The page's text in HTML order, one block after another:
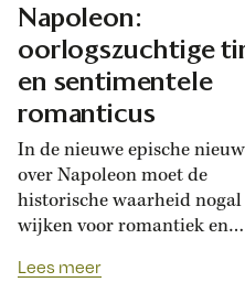
Napoleon:
oorlogszuchtige
en sentimentele
romanticus
In de nieuwe epische
over Napoleon moet de
historische waarheid nogal
wijken voor romantiek en
Lees meer